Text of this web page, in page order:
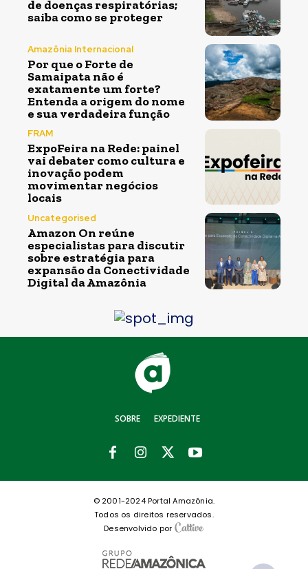
de doenças respiratórias;
saiba como se proteger
Amazônia Internacional
Por que o Forte de
Samaipata não é
exatamente um forte?
Entenda a origem do nome
e sua verdadeira função
FRAM
ExpoFeira na Rede: painel
vai debater como cultura e
inovação podem
movimentar negócios
locais
Uncategorised
Amazon On reúne
especialistas para discutir
sobre estratégia para
expansão da Conectividade
Digital da Amazônia
SOBRE EXPEDIENTE
© 2001-2024 Portal Amazônia.
Todos os direitos reservados.
Desenvolvido por